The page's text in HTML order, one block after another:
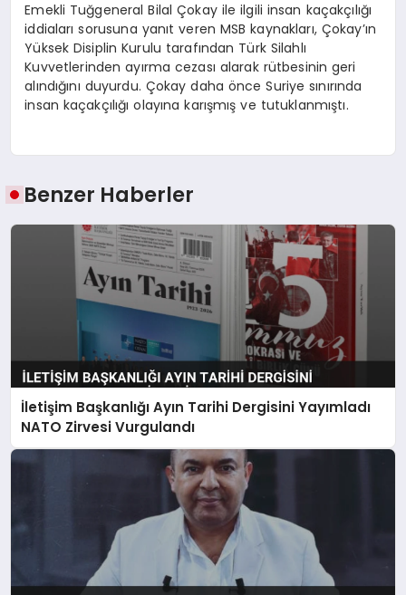
Emekli Tuğgeneral Bilal Çokay ile ilgili insan kaçakçılığı
iddiaları sorusuna yanıt veren MSB kaynakları, Çokay’ın
Yüksek Disiplin Kurulu tarafından Türk Silahlı
Kuvvetlerinden ayırma cezası alarak rütbesinin geri
alındığını duyurdu. Çokay daha önce Suriye sınırında
insan kaçakçılığı olayına karışmış ve tutuklanmıştı.
Benzer Haberler
İletişim Başkanlığı Ayın Tarihi Dergisini Yayımladı
NATO Zirvesi Vurgulandı